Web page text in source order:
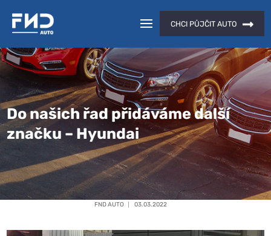
CHCI PŮJČIT AUTO
Do našich řad přidáváme další
značku – Hyundai
FND AUTO 03.03.2022